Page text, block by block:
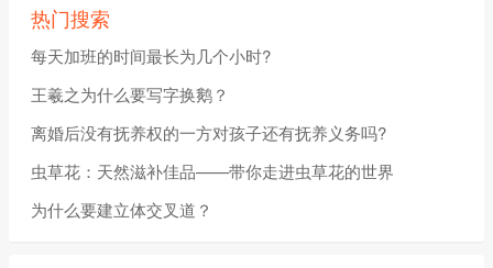
热门搜索
每天加班的时间最长为几个小时?
王羲之为什么要写字换鹅？
离婚后没有抚养权的一方对孩子还有抚养义务吗?
虫草花：天然滋补佳品——带你走进虫草花的世界
为什么要建立体交叉道？